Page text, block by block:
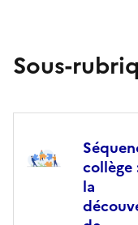
Sous-
collège
la